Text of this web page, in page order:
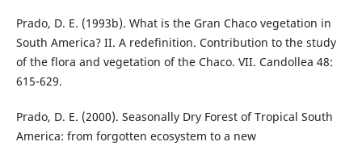
Prado, D. E. (1993b). What is the Gran Chaco vegetation in
South America? II. A redefinition. Contribution to the study
of the flora and vegetation of the Chaco. VII. Candollea 48:
615-629.
Prado, D. E. (2000). Seasonally Dry Forest of Tropical South
America: from forgotten ecosystem to a new